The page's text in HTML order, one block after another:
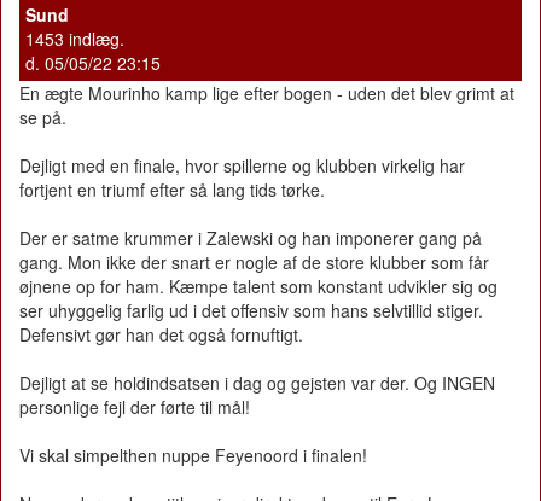
Sund
1453 indlæg.
d. 05/05/22 23:15
En ægte Mourinho kamp lige efter bogen - uden det blev grimt at
se på.
Dejligt med en finale, hvor spillerne og klubben virkelig har
fortjent en triumf efter så lang tids tørke.
Der er satme krummer i Zalewski og han imponerer gang på
gang. Mon ikke der snart er nogle af de store klubber som får
øjnene op for ham. Kæmpe talent som konstant udvikler sig og
ser uhyggelig farlig ud i det offensiv som hans selvtillid stiger.
Defensivt gør han det også fornuftigt.
Dejligt at se holdindsatsen i dag og gejsten var der. Og INGEN
personlige fejl der førte til mål!
Vi skal simpelthen nuppe Feyenoord i finalen!